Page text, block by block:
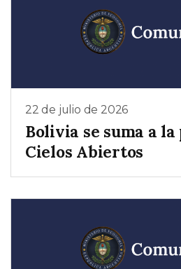
22 de julio de 2026
Bolivia se suma a
Cielos Abiertos